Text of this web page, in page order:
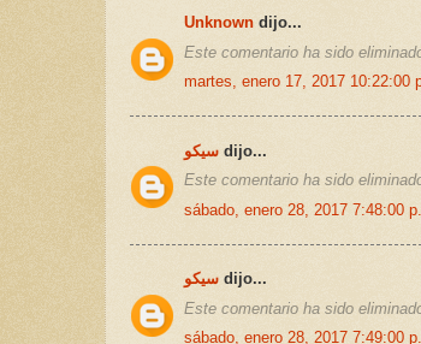
Unknown dijo...
Este comentario ha sido
martes, enero 17, 2017 10:22:00
سيكو dijo...
Este comentario ha sido
sábado, enero 28, 2017 7:48:00 p.
سيكو dijo...
Este comentario ha sido
sábado, enero 28, 2017 7:49:00